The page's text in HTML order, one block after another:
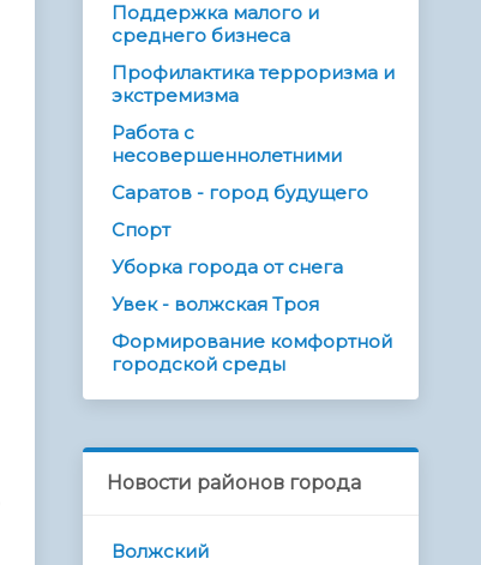
Поддержка малого и
среднего бизнеса
Профилактика терроризма и
экстремизма
Работа с
несовершеннолетними
Саратов - город будущего
Спорт
Уборка города от снега
Увек - волжская Троя
Формирование комфортной
городской среды
Новости районов города
Волжский